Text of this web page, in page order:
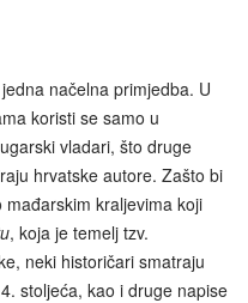
načelna primjedba. U
koristi se samo u
vladari, što druge
hrvatske autore. Zašto bi
kraljevima koji
, koja je temelj tzv.
neki historičari smatraju
stoljeća, kao i druge napise